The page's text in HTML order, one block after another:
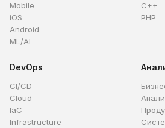
Mobile
iOS
Android
ML/AI
C++
PHP
DevOps
CI/CD
Cloud
IaC
Infrastructure